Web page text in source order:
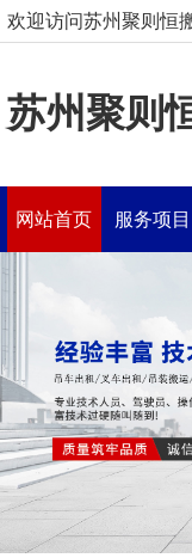
欢迎访问苏州聚则恒
苏州聚则
网站首页 服务项目